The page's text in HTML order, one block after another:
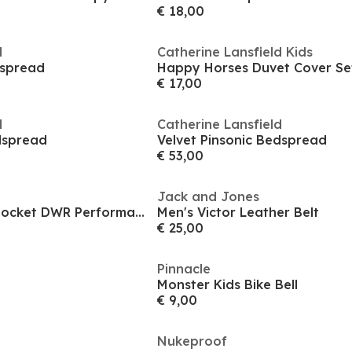
€ 18,00
Catherine Lansfield Kids
Happy Horses Duvet Cover
€ 17,00
Catherine Lansfield
Velvet Pinsonic Bedspread
€ 53,00
Men's Camo Multi Pocket DWR Performance Training Gilet
Jack and Jones
Men's Victor Leather Belt
€ 25,00
Pinnacle
Monster Kids Bike Bell
€ 9,00
Nukeproof